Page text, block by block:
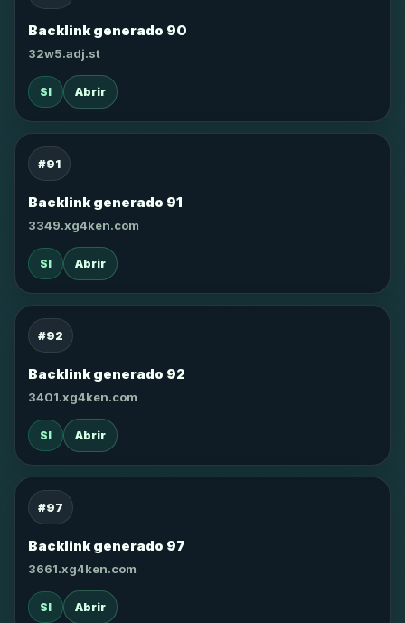
Backlink generado 90
32w5.adj.st
SI Abrir
#91
Backlink generado 91
3349.xg4ken.com
SI Abrir
#92
Backlink generado 92
3401.xg4ken.com
SI Abrir
#97
Backlink generado 97
3661.xg4ken.com
SI Abrir